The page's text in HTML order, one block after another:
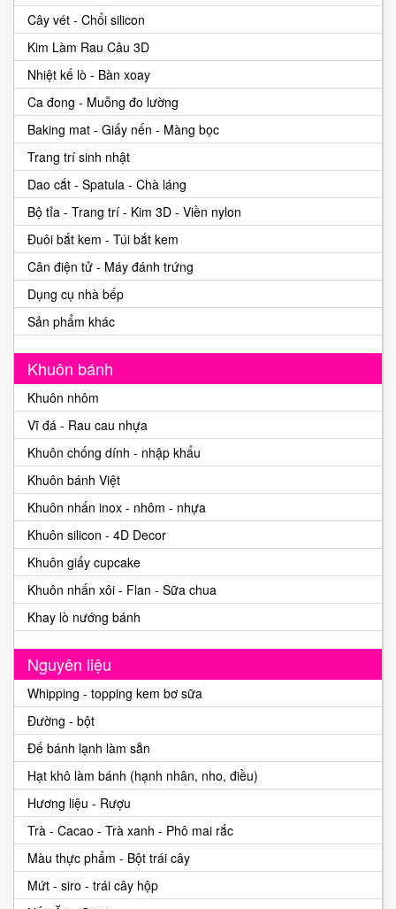
Cây vét - Chổi silicon
Kim Làm Rau Câu 3D
Nhiệt kế lò - Bàn xoay
Ca đong - Muỗng đo lường
Baking mat - Giấy nến - Màng bọc
Trang trí sinh nhật
Dao cắt - Spatula - Chà láng
Bộ tỉa - Trang trí - Kim 3D - Viền nylon
Đuôi bắt kem - Túi bắt kem
Cân điện tử - Máy đánh trứng
Dụng cụ nhà bếp
Sản phẩm khác
Khuôn bánh
Khuôn nhôm
Vĩ đá - Rau cau nhựa
Khuôn chống dính - nhập khẩu
Khuôn bánh Việt
Khuôn nhấn inox - nhôm - nhựa
Khuôn silicon - 4D Decor
Khuôn giấy cupcake
Khuôn nhấn xôi - Flan - Sữa chua
Khay lò nướng bánh
Nguyên liệu
Whipping - topping kem bơ sữa
Đường - bột
Đế bánh lạnh làm sẵn
Hạt khô làm bánh (hạnh nhân, nho, điều)
Hương liệu - Rượu
Trà - Cacao - Trà xanh - Phô mai rắc
Màu thực phẩm - Bột trái cây
Mứt - siro - trái cây hộp